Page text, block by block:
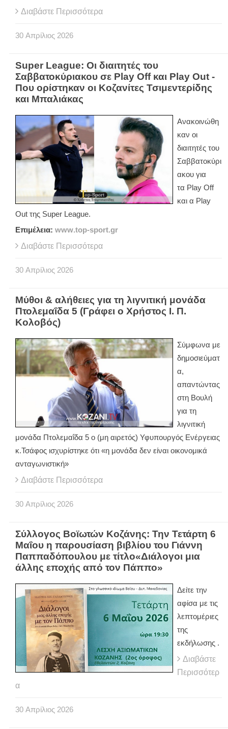
Διαβάστε Περισσότερα
30 Απρίλιος 2026
Super League: Οι διαιτητές του
Σαββατοκύριακου σε Play Off και Play Out -
Που ορίστηκαν οι Κοζανίτες Τσιμεντερίδης
και Μπαλιάκας
Ανακοινώθη
καν οι
διαιτητές του
Σαββατοκύρι
ακου για
τα Play Off
και α Play
Out της Super League.
Επιμέλεια: www.top-sport.gr
Διαβάστε Περισσότερα
30 Απρίλιος 2026
Μύθοι & αλήθειες για τη λιγνιτική μονάδα
Πτολεμαΐδα 5 (Γράφει ο Χρήστος Ι. Π.
Κολοβός)
Σύμφωνα με
δημοσιεύματ
α,
απαντώντας
στη Βουλή
για τη
λιγνιτική
μονάδα Πτολεμαΐδα 5 ο (μη αιρετός) Υφυπουργός Ενέργειας
κ.Τσάφος ισχυρίστηκε ότι «η μονάδα δεν είναι οικονομικά
ανταγωνιστική»
Διαβάστε Περισσότερα
30 Απρίλιος 2026
Σύλλογος Βοϊωτών Κοζάνης: Την Τετάρτη 6
Μαΐου η παρουσίαση βιβλίου του Γιάννη
Παππαδόπουλου με τίτλο«Διάλογοι μια
άλλης εποχής από τον Πάππο»
Δείτε την
αφίσα με τις
λεπτομέριες
της
εκδήλωσης .
Διαβάστε
Περισσότερ
α
30 Απρίλιος 2026